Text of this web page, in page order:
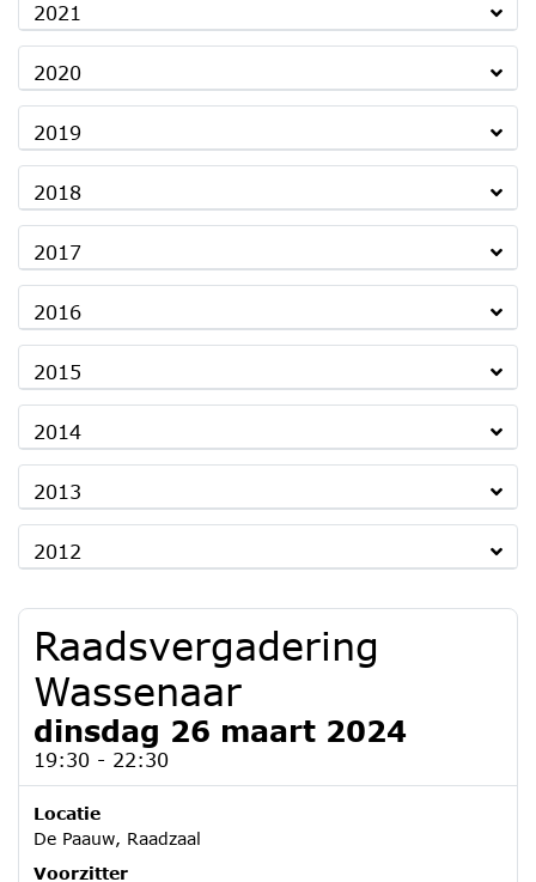
2021
2020
2019
2018
2017
2016
2015
2014
2013
2012
Raadsvergadering
Wassenaar
dinsdag 26 maart 2024
19:30 - 22:30
Locatie
De Paauw, Raadzaal
Voorzitter